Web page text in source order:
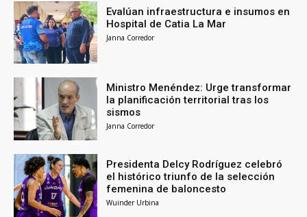
Evalúan infraestructura e insumos en
Hospital de Catia La Mar
Janna Corredor
Ministro Menéndez: Urge transformar
la planificación territorial tras los
sismos
Janna Corredor
Presidenta Delcy Rodríguez celebró
el histórico triunfo de la selección
femenina de baloncesto
Wuinder Urbina